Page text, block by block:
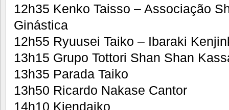
12h35 Kenko Taisso – Associação
Ginástica
12h55 Ryuusei Taiko – Ibaraki
13h15 Grupo Tottori Shan Shan
13h35 Parada Taiko
13h50 Ricardo Nakase Cantor
14h10 Kiendaiko